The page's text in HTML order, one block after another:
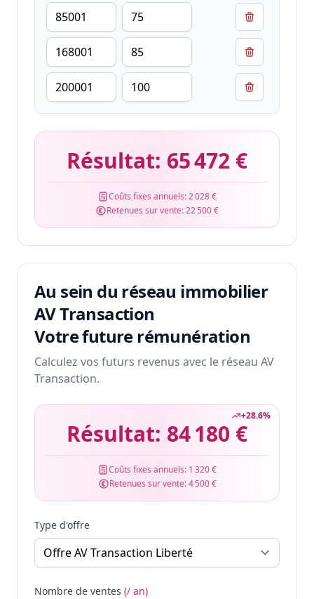
Résultat: 65 472 €
Coûts fixes annuels:2 028 €
Retenues sur vente:22 500 €
Au sein du réseau immobilier
AV Transaction
Votre future rémunération
Calculez vos futurs revenus avec le réseau AV
Transaction.
+28.6%
Résultat: 84 180 €
Coûts fixes annuels: 1 320 €
Retenues sur vente:4 500 €
Type d'offre
Nombre de ventes (/ an)